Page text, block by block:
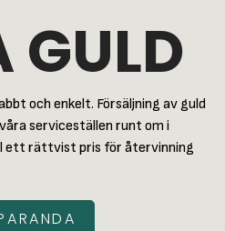
GULD
och enkelt. Försäljning av guld
serviceställen runt om i
ett rättvist pris för återvinning